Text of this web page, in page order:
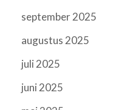
september 2025
augustus 2025
juli 2025
juni 2025